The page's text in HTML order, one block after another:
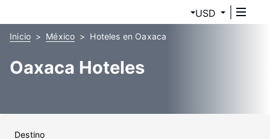
USD
Inicio México Hoteles en Oaxaca
Oaxaca Hoteles
Destino